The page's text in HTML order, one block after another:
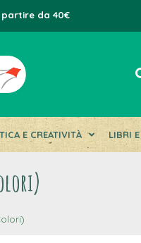
partire da 40€
E CREATIVITÀ LIBRI